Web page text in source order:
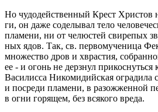
Но чу­до­дей­ствен­ный Крест Хри­стов
ги, он даже со­де­лы­вал тело
пла­ме­ни, ни от че­лю­стей сви­ре­пых
ных ядов. Так, св. пер­во­му­че­ни­ца
мно­же­ство дров и хв­ра­стия,
ее - и огонь не дерз­нул при­кос­нуть­ся
Ва­си­лис­са Ни­ко­ми­дий­ская огра­ди­ла
и по­сре­ди пла­ме­ни, в разо­жжен­ной
в огни го­ря­щем, без вся­ко­го вреда.